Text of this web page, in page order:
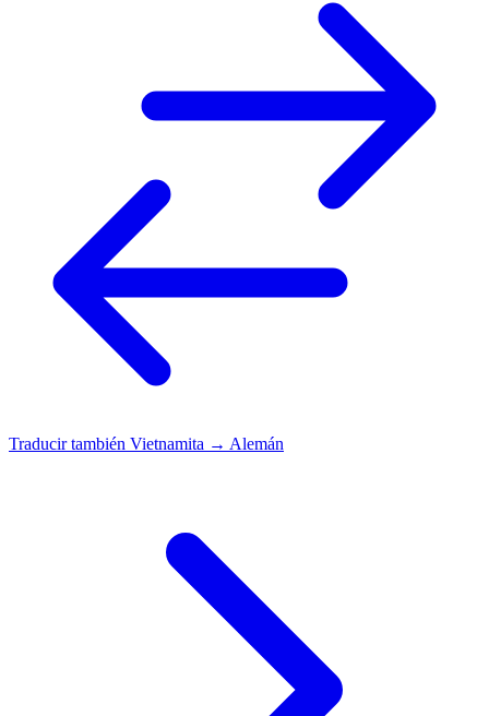
Traducir también Vietnamita → Alemán